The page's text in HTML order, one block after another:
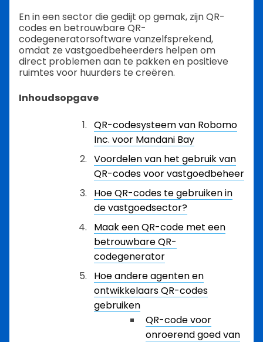
En in een sector die gedijt op gemak, zijn QR-
codes en betrouwbare QR-
codegeneratorsoftware vanzelfsprekend,
omdat ze vastgoedbeheerders helpen om
direct problemen aan te pakken en positieve
ruimtes voor huurders te creëren.
Inhoudsopgave
QR-codesysteem van Robomo
Inc. voor Mandani Bay
Voordelen van het gebruik van
QR-codes voor vastgoedbeheer
Hoe QR-codes te gebruiken in
de vastgoedsector?
Maak een QR-code met een
betrouwbare QR-
codegenerator
Hoe andere agenten en
ontwikkelaars QR-codes
gebruiken
QR-code voor
onroerend goed van